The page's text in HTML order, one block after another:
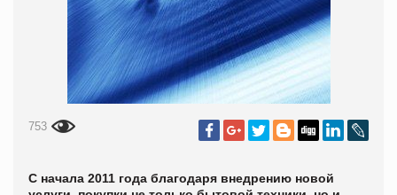
753
С начала 2011 года благодаря внедрению новой